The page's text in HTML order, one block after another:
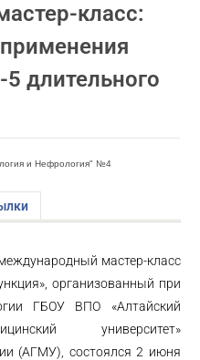
класс:
длительного
и Нефрология" №4
мастер-класс
организованный при
ГБОУ ВПО «Алтайский
университет»
(АГМУ), состоялся 2 июня